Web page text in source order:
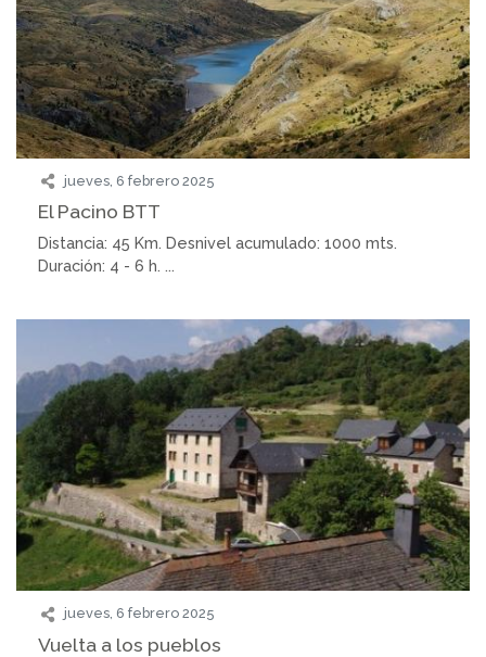
jueves, 6 febrero 2025
El Pacino BTT
Distancia: 45 Km. Desnivel acumulado: 1000 mts.
Duración: 4 - 6 h. ...
jueves, 6 febrero 2025
Vuelta a los pueblos